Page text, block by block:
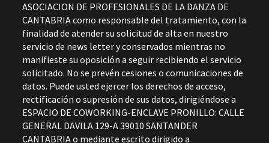
ASOCIACION DE PROFESIONALES DE LA DANZA DE
CANTABRIA como responsable del tratamiento, con la
finalidad de atender su solicitud de alta en nuestro
servicio de news letter y conservados mientras no
manifieste su oposición a seguir recibiendo el servicio
solicitado. No se prevén cesiones o comunicaciones de
datos. Puede usted ejercer los derechos de acceso,
rectificación o supresión de sus datos, dirigiéndose a
ESPACIO DE COWORKING-ENCLAVE PRONILLO: CALLE
GENERAL DAVILA 129-A 39010 SANTANDER
CANTABRIA o mediante escrito dirigido a